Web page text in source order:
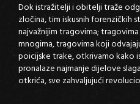
Dok istražitelji i obitelji traže
zločina, tim iskusnih forenzičkih
najvažnijim tragovima;
mnogima, tragovima koji
poicijske trake, otkrivamo kako
pronalaze najmanje dijelove
otkrića, sve zahvaljujući